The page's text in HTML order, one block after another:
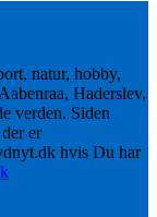
natur, hobby,
Haderslev,
verden. Siden
er
hvis Du har